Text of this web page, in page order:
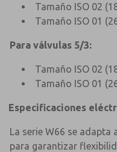
Tamaño ISO 02
Tamaño ISO 01
Para válvulas 5/3:
Tamaño ISO 02
Tamaño ISO 01
Especificaciones
La serie W66 se adapta
para garantizar